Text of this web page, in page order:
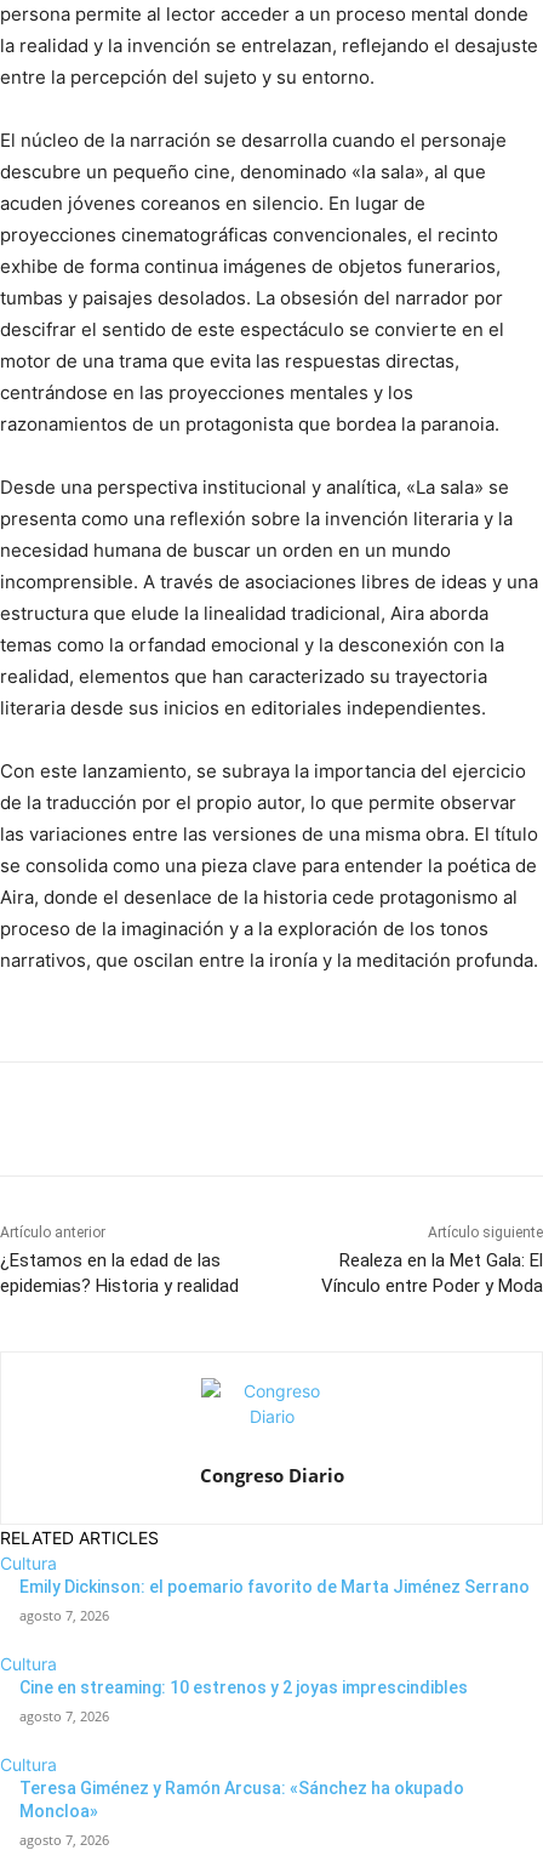
persona permite al lector acceder a un proceso mental donde
la realidad y la invención se entrelazan, reflejando el desajuste
entre la percepción del sujeto y su entorno.
El núcleo de la narración se desarrolla cuando el personaje
descubre un pequeño cine, denominado «la sala», al que
acuden jóvenes coreanos en silencio. En lugar de
proyecciones cinematográficas convencionales, el recinto
exhibe de forma continua imágenes de objetos funerarios,
tumbas y paisajes desolados. La obsesión del narrador por
descifrar el sentido de este espectáculo se convierte en el
motor de una trama que evita las respuestas directas,
centrándose en las proyecciones mentales y los
razonamientos de un protagonista que bordea la paranoia.
Desde una perspectiva institucional y analítica, «La sala» se
presenta como una reflexión sobre la invención literaria y la
necesidad humana de buscar un orden en un mundo
incomprensible. A través de asociaciones libres de ideas y una
estructura que elude la linealidad tradicional, Aira aborda
temas como la orfandad emocional y la desconexión con la
realidad, elementos que han caracterizado su trayectoria
literaria desde sus inicios en editoriales independientes.
Con este lanzamiento, se subraya la importancia del ejercicio
de la traducción por el propio autor, lo que permite observar
las variaciones entre las versiones de una misma obra. El título
se consolida como una pieza clave para entender la poética de
Aira, donde el desenlace de la historia cede protagonismo al
proceso de la imaginación y a la exploración de los tonos
narrativos, que oscilan entre la ironía y la meditación profunda.
Artículo anterior
¿Estamos en la edad de las
epidemias? Historia y realidad
Artículo siguiente
Realeza en la Met Gala: El
Vínculo entre Poder y Moda
Congreso Diario
RELATED ARTICLES
Cultura
Emily Dickinson: el poemario favorito de Marta Jiménez Serrano
agosto 7, 2026
Cultura
Cine en streaming: 10 estrenos y 2 joyas imprescindibles
agosto 7, 2026
Cultura
Teresa Giménez y Ramón Arcusa: «Sánchez ha okupado
Moncloa»
agosto 7, 2026